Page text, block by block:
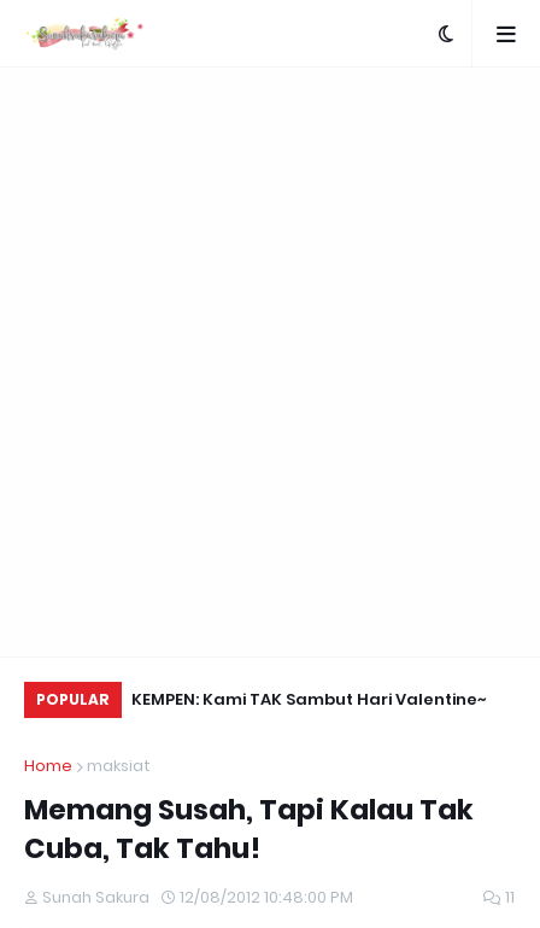
POPULAR
Retreats, KEMPEN: Kami TAK Sambut Hari Valentine~
Home maksiat
Memang Susah, Tapi Kalau Tak
Cuba, Tak Tahu!
Sunah Sakura 12/08/2012 10:48:00 PM 11